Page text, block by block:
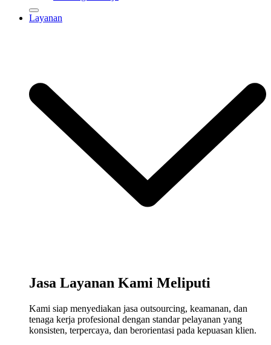
Layanan
Jasa Layanan Kami Meliputi
Kami siap menyediakan jasa outsourcing, keamanan, dan
tenaga kerja profesional dengan standar pelayanan yang
konsisten, terpercaya, dan berorientasi pada kepuasan klien.